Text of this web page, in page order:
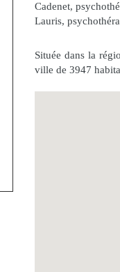
Cadenet,
Lauris,
Située dans la
ville de 3947